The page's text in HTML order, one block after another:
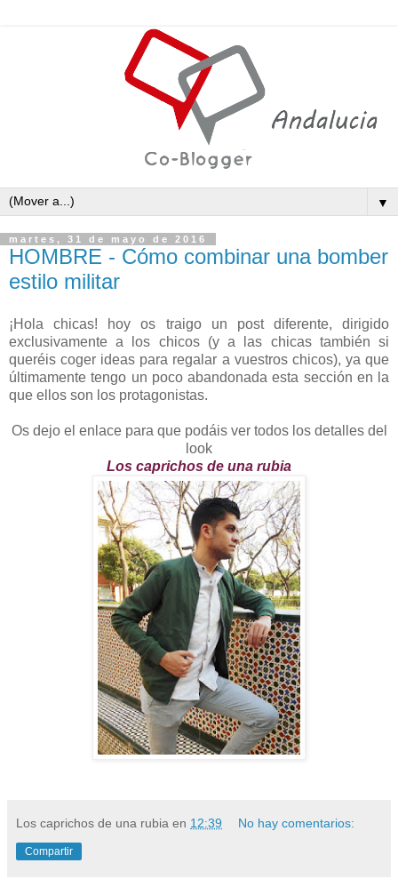
▼
martes, 31 de mayo de 2016
HOMBRE - Cómo combinar una bomber
estilo militar
¡Hola chicas! hoy os traigo un post diferente, dirigido
exclusivamente a los chicos (y a las chicas también si
queréis coger ideas para regalar a vuestros chicos), ya que
últimamente tengo un poco abandonada esta sección en la
que ellos son los protagonistas.
Os dejo el enlace para que podáis ver todos los detalles del
look
Los caprichos de una rubia
Los caprichos de una rubia en 12:39 No hay comentarios:
Compartir